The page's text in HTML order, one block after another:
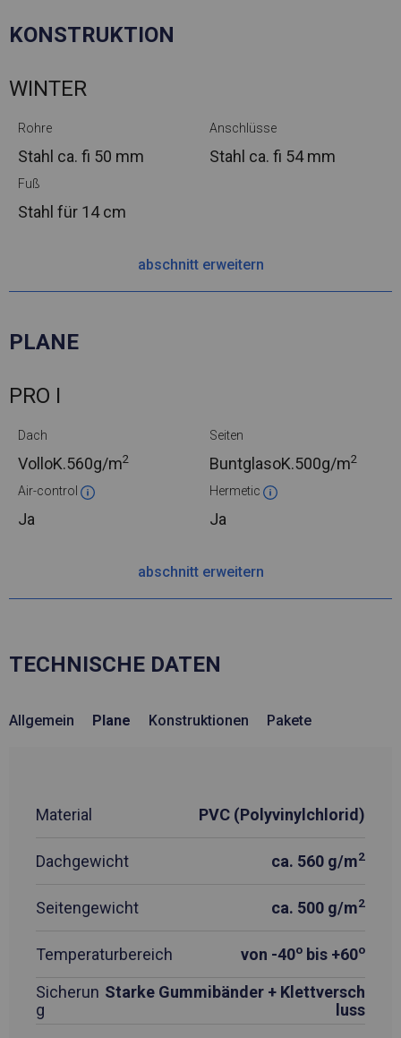
KONSTRUKTION
WINTER
Rohre
Stahl ca. fi 50 mm
Anschlüsse
Stahl ca. fi 54 mm
Fuß
Stahl für 14 cm
abschnitt erweitern
PLANE
PRO I
Dach
VolloK.560g/m2
Seiten
BuntglasoK.500g/m2
Air-control
Ja
Hermetic
Ja
abschnitt erweitern
TECHNISCHE DATEN
Allgemein Plane Konstruktionen Pakete
Material PVC (Polyvinylchlorid)
Dachgewicht ca. 560 g/m2
Seitengewicht ca. 500 g/m2
Temperaturbereich von -40o bis +60o
Sicherun
g
Starke Gummibänder + Klettversch
luss